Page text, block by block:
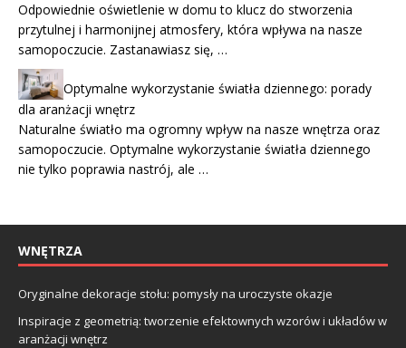
Odpowiednie oświetlenie w domu to klucz do stworzenia
przytulnej i harmonijnej atmosfery, która wpływa na nasze
samopoczucie. Zastanawiasz się, …
Optymalne wykorzystanie światła dziennego: porady
dla aranżacji wnętrz
Naturalne światło ma ogromny wpływ na nasze wnętrza oraz
samopoczucie. Optymalne wykorzystanie światła dziennego
nie tylko poprawia nastrój, ale …
WNĘTRZA
Oryginalne dekoracje stołu: pomysły na uroczyste okazje
Inspiracje z geometrią: tworzenie efektownych wzorów i układów w
aranżacji wnętrz